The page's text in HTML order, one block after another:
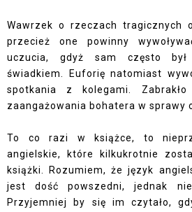
Wawrzek o rzeczach tragicznych
przecież one powinny
uczucia, gdyż sam często
świadkiem. Euforię natomiast
spotkania z kolegami.
zaangażowania bohatera w sprawy
To co razi w książce, to
angielskie, które kilkukrotnie
książki. Rozumiem, że język
jest dość powszedni, jednak
Przyjemniej by się im czytało,